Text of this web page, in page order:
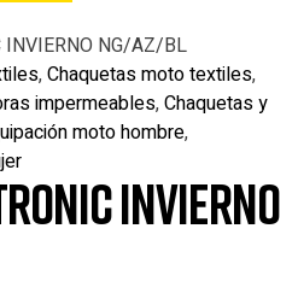
elegir
en
la
página
de
producto
,Chaquetas moto textiles,
impermeables,Chaquetas y
moto hombre,
INVIERNO